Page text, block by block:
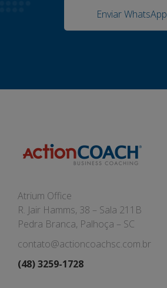
Enviar WhatsApp
Atrium Office
R. Jair Hamms, 38 – Sala 211B
Pedra Branca, Palhoça – SC
contato@actioncoachsc.com.br
(48) 3259-1728